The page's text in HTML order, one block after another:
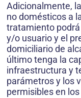
Adicionalmente,
no domésticos a
tratamiento
y/o usuario y el
domiciliario de
último tenga la
infraestructura y
parámetros y los
permisibles en